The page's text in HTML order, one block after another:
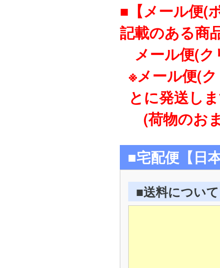
■【メール便(
記載のある商
メール便(ク
※メール便(
とに発送し
(荷物のお
■宅配便【日
■送料について